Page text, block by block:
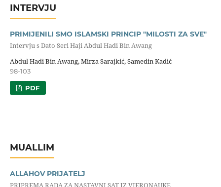
INTERVJU
PRIMIJENILI SMO ISLAMSKI PRINCIP "MILOSTI ZA SVE"
Intervju s Dato Seri Haji Abdul Hadi Bin Awang
Abdul Hadi Bin Awang, Mirza Sarajkić, Samedin Kadić
98-103
PDF
MUALLIM
ALLAHOV PRIJATELJ
PRIPREMA RADA ZA NASTAVNI SAT IZ VJERONAUKE